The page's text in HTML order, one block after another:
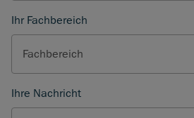
Ihr Fachbereich
Fachbereich
Ihre Nachricht